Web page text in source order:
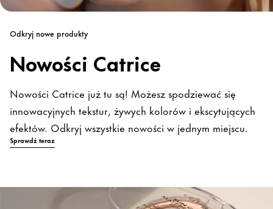
Odkryj nowe produkty
Nowości Catrice
Nowości Catrice już tu są! Możesz spodziewać się
innowacyjnych tekstur, żywych kolorów i ekscytujących
efektów. Odkryj wszystkie nowości w jednym miejscu.
Sprawdź teraz